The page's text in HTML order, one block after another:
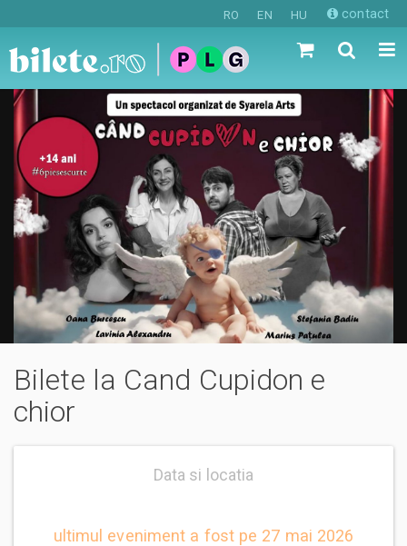
RO EN HU contact
Bilete la Cand Cupidon e
chior
Data si locatia
ultimul eveniment a fost pe 27 mai 2026